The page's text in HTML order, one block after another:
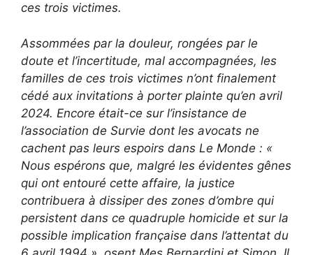
ces trois victimes.
Assommées par la douleur, rongées par le
doute et l’incertitude, mal accompagnées, les
familles de ces trois victimes n’ont finalement
cédé aux invitations à porter plainte qu’en avril
2024. Encore était-ce sur l’insistance de
l’association de Survie dont les avocats ne
cachent pas leurs espoirs dans Le Monde : «
Nous espérons que, malgré les évidentes gênes
qui ont entouré cette affaire, la justice
contribuera à dissiper des zones d’ombre qui
persistent dans ce quadruple homicide et sur la
possible implication française dans l’attentat du